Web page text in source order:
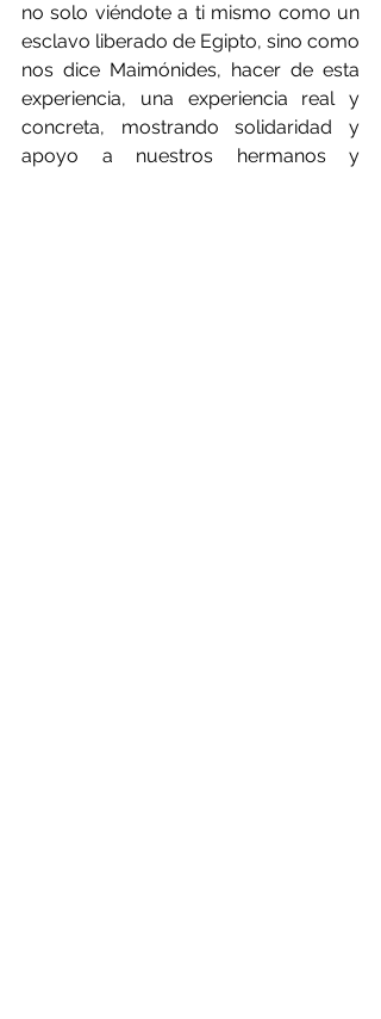
no solo viéndote a ti mismo como un
esclavo liberado de Egipto, sino como
nos dice Maimónides, hacer de esta
experiencia, una experiencia real y
concreta, mostrando solidaridad y
apoyo a nuestros hermanos y